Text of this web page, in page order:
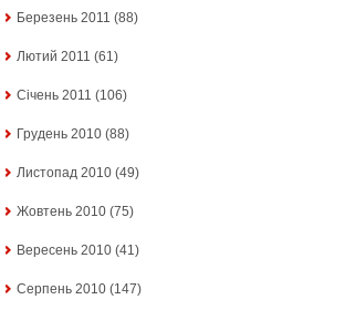
Березень 2011 (88)
Лютий 2011 (61)
Січень 2011 (106)
Грудень 2010 (88)
Листопад 2010 (49)
Жовтень 2010 (75)
Вересень 2010 (41)
Серпень 2010 (147)